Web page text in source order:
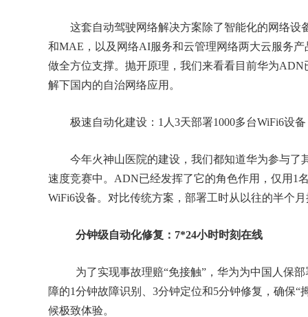
这套自动驾驶网络解决方案除了智能化的网络设
和MAE，以及网络AI服务和云管理网络两大云服务
做全方位支撑。抛开原理，我们来看看目前华为
解下国内的自治网络应用。
极速自动化建设：1人3天部署1000多台WiFi6设备
今年火神山医院的建设，我们都知道华为参与了
速度竞赛中。ADN已经发挥了它的角色作用，仅用1
WiFi6设备。对比传统方案，部署工时从以往的半个
分钟级自动化修复：7*24小时时刻在线
为了实现事故理赔“免接触”，华为为中国人保部
障的1分钟故障识别、3分钟定位和5分钟修复，确保“
候极致体验。